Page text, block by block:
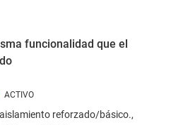
funcionalidad que el
reforzado/básico.,